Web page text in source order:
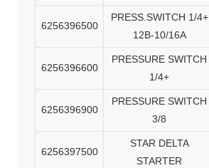
6256396500
PRESS.SWITCH 1/4+
12B-10/16A
6256396600
PRESSURE SWITCH
1/4+
6256396900
PRESSURE SWITCH
3/8
6256397500
STAR DELTA
STARTER